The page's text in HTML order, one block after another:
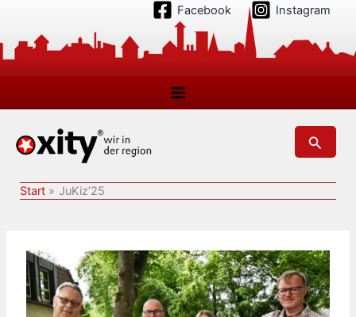
springen
Facebook Instagram
Suchen
Start JuKiz’25